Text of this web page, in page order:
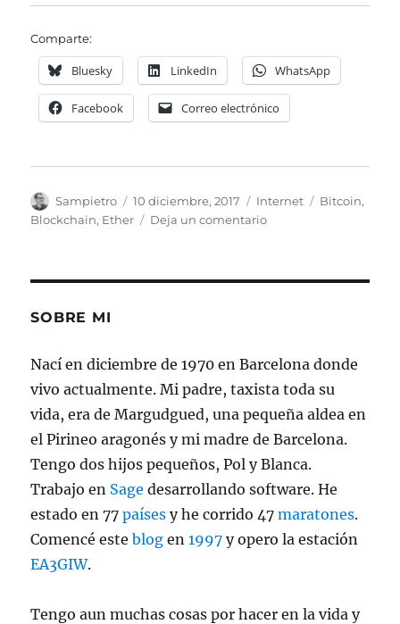
Comparte:
Bluesky LinkedIn WhatsApp
Facebook Correo electrónico
Autor
Sampietro
Publicado
el
10 diciembre, 2017 Categorías
Internet Etiquetas
Bitcoin,
Blockchain, Ether Deja un comentarioen
SOBRE MI
Nací en diciembre de 1970 en Barcelona donde
vivo actualmente. Mi padre, taxista toda su
vida, era de Margudgued, una pequeña aldea en
el Pirineo aragonés y mi madre de Barcelona.
Tengo dos hijos pequeños, Pol y Blanca.
Trabajo en Sage desarrollando software. He
estado en 77países y he corrido 47maratones.
Comencé esteblog en1997 y opero la estación
EA3GIW.
Tengo aun muchas cosas por hacer en la vida y